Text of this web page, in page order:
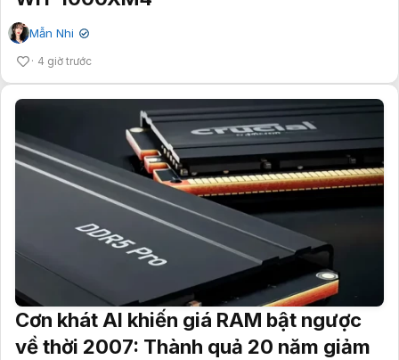
Mẫn Nhi ✔
4 giờ trước
Cơn khát AI khiến giá RAM bật ngược
về thời 2007: Thành quả 20 năm giảm